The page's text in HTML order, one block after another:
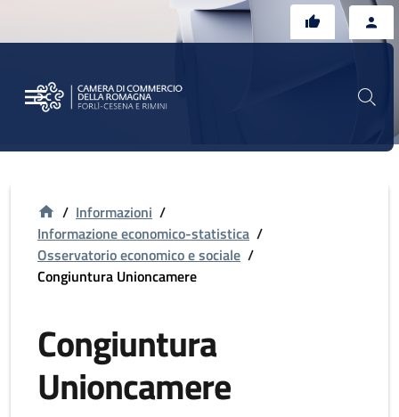
/ Informazioni /
Informazione economico-statistica /
Osservatorio economico e sociale /
Congiuntura Unioncamere
Congiuntura
Unioncamere